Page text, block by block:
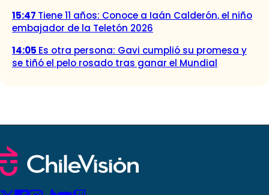
15:47 Tiene 11 años: Conoce a Iaán Calderón, el niño
embajador de la Teletón 2026
14:05 Es otra persona: Gavi cumplió su promesa y
se tiñó el pelo rosado tras ganar el Mundial